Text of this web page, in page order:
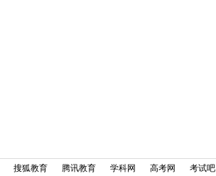
搜狐教育 腾讯教育 学科网 高考网 考试吧